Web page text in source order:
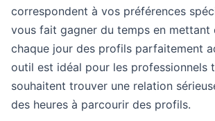
correspondent à vos préférences
vous fait gagner du temps en mettant
chaque jour des profils parfaitement
outil est idéal pour les professionnels
souhaitent trouver une relation
des heures à parcourir des profils.